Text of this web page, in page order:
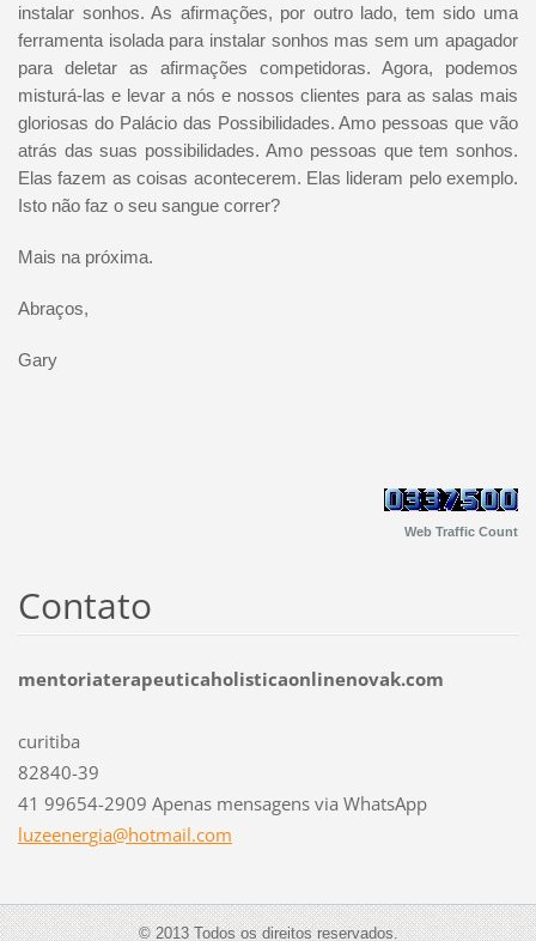
instalar sonhos. As afirmações, por outro lado, tem sido uma
ferramenta isolada para instalar sonhos mas sem um apagador
para deletar as afirmações competidoras. Agora, podemos
misturá-las e levar a nós e nossos clientes para as salas mais
gloriosas do Palácio das Possibilidades. Amo pessoas que vão
atrás das suas possibilidades. Amo pessoas que tem sonhos.
Elas fazem as coisas acontecerem. Elas lideram pelo exemplo.
Isto não faz o seu sangue correr?
Mais na próxima.
Abraços,
Gary
Web Traffic Count
Contato
mentoriaterapeuticaholisticaonlinenovak.com
curitiba
82840-39
41 99654-2909 Apenas mensagens via WhatsApp
luzeenergia@hotmail.com
© 2013 Todos os direitos reservados.